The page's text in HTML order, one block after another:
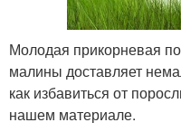
Молодая прикорневая
малины доставляет
как избавиться от
нашем материале.